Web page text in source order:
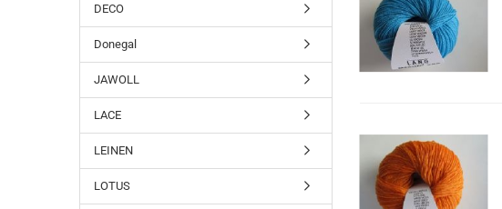
DECO
Donegal
JAWOLL
LACE
LEINEN
LOTUS